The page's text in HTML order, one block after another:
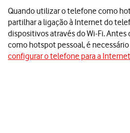
Quando utilizar o telefone como
partilhar a ligação à Internet do
dispositivos através do Wi-Fi.
como hotspot pessoal, é necessário
configurar o telefone para a Internet